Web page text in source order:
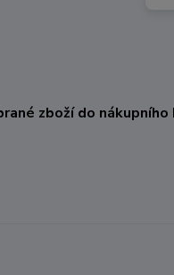
zboží do